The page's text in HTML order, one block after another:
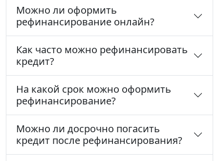
Можно ли оформить
рефинансирование онлайн?
Как часто можно рефинансировать
кредит?
На какой срок можно оформить
рефинансирование?
Можно ли досрочно погасить
кредит после рефинансирования?